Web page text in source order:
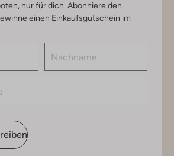
nur für dich. Abonniere den
einen Einkaufsgutschein im